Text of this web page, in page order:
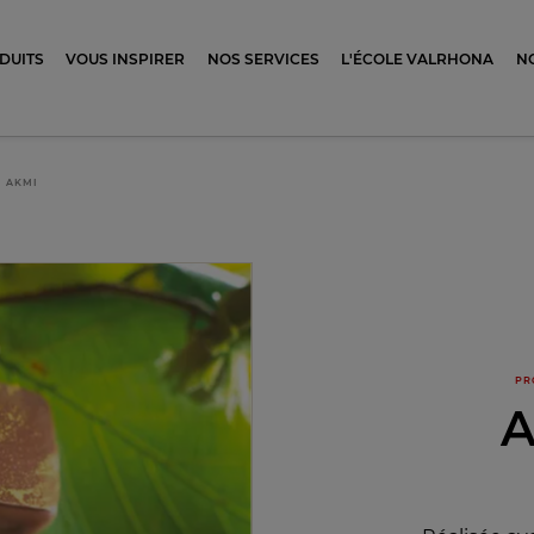
VOUS INSPIRER NOS SERVICES L'ÉCOLE VALRHONA
AKMI